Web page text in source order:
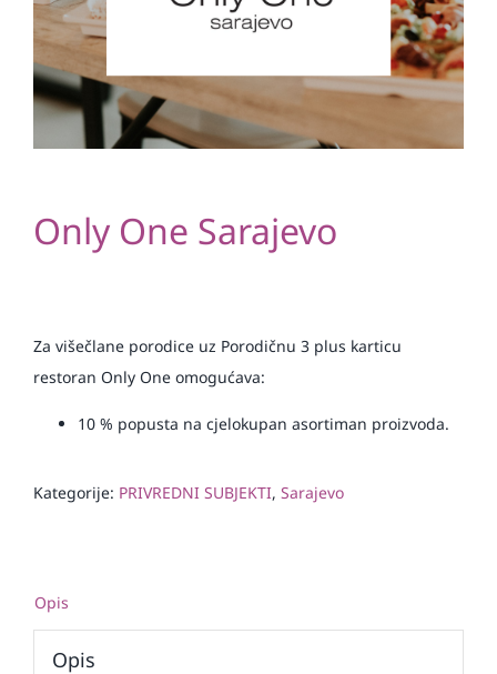
Only One Sarajevo
Za višečlane porodice uz Porodičnu 3 plus karticu
restoran Only One omogućava:
10 % popusta na cjelokupan asortiman proizvoda.
Kategorije: PRIVREDNI SUBJEKTI, Sarajevo
Opis
Opis